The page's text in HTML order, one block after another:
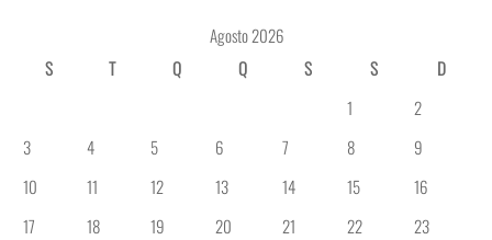
Agosto 2026
S
T Q Q S S
D
1
2
3
4 5 6 7 8
9
10
11 12 13 14 15
16
17
18 19 20 21 22
23